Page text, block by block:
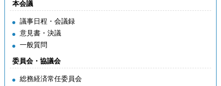
本会議
議事日程・会議録
意見書・決議
一般質問
委員会・協議会
総務経済常任委員会